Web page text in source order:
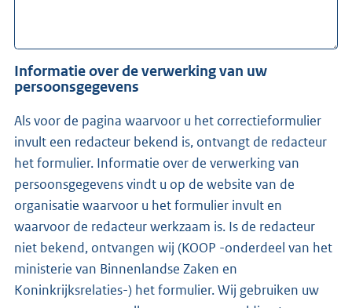
Informatie over de verwerking van uw
persoonsgegevens
Als voor de pagina waarvoor u het correctieformulier
invult een redacteur bekend is, ontvangt de redacteur
het formulier. Informatie over de verwerking van
persoonsgegevens vindt u op de website van de
organisatie waarvoor u het formulier invult en
waarvoor de redacteur werkzaam is. Is de redacteur
niet bekend, ontvangen wij (KOOP -onderdeel van het
ministerie van Binnenlandse Zaken en
Koninkrijksrelaties-) het formulier. Wij gebruiken uw